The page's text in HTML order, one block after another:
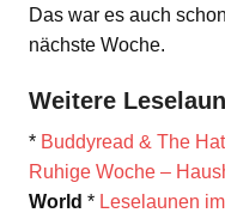
Das war es auch
nächste Woche.
Weitere
* Buddyread & The
Ruhige Woche –
World * Leselaunen